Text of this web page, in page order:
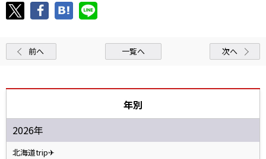
前へ 一覧へ 次へ
年別
2026年
北海道trip✈